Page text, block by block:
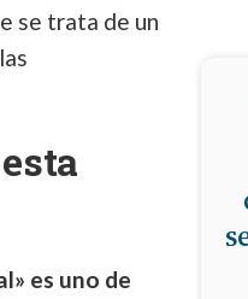
se trata de un
es uno de